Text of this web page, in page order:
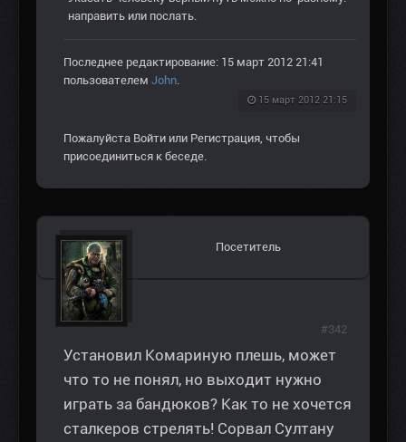
направить или послать.
Последнее редактирование: 15 март 2012 21:41
пользователем John
15 март 2012 21:15
Пожалуйста Войти или Регистрация , чтобы
присоединиться к беседе.
Посетитель
Установил Комариную плешь, может
что то не понял, но выходит нужно
играть за бандюков? Как то не хочется
сталкеров стрелять! Сорвал Султану
#342